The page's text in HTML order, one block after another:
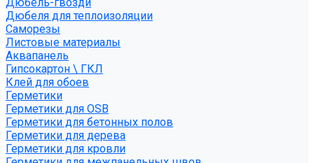
Дюбеля для теплоизоляции
Саморезы
Листовые материалы
Аквапанель
Гипсокартон \ ГКЛ
Клей для обоев
Герметики
Герметики для OSB
Герметики для бетонных полов
Герметики для дерева
Герметики для кровли